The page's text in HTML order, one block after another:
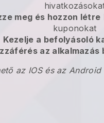
meg és hozzon létre
kuponokat
Kezelje a befolyásoló
az alkalmazás
az IOS és az